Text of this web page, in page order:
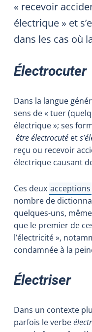
« recevoir
électrique » et
dans les cas où
Électrocuter
Dans la langue
sens de « tuer
électrique »; ses
être électrocuté et
reçu ou recevoir
électrique causant
Ces deux acceptions
Afficher
nombre de
quelques-uns,
que le premier de
l’électricité »,
condamnée à la
Électriser
Dans un contexte
parfois le verbe